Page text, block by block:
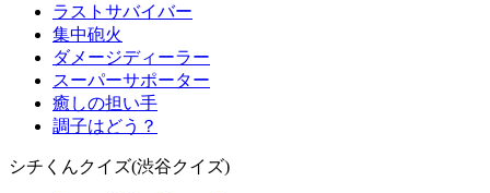
ラストサバイバー
集中砲火
ダメージディーラー
スーパーサポーター
癒しの担い手
調子はどう？
シチくんクイズ(渋谷クイズ)